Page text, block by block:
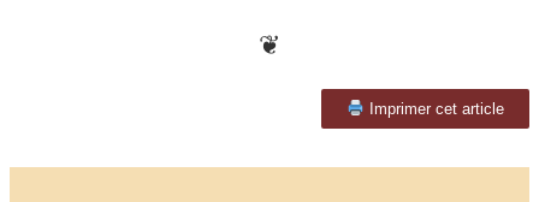
Imprimer cet article